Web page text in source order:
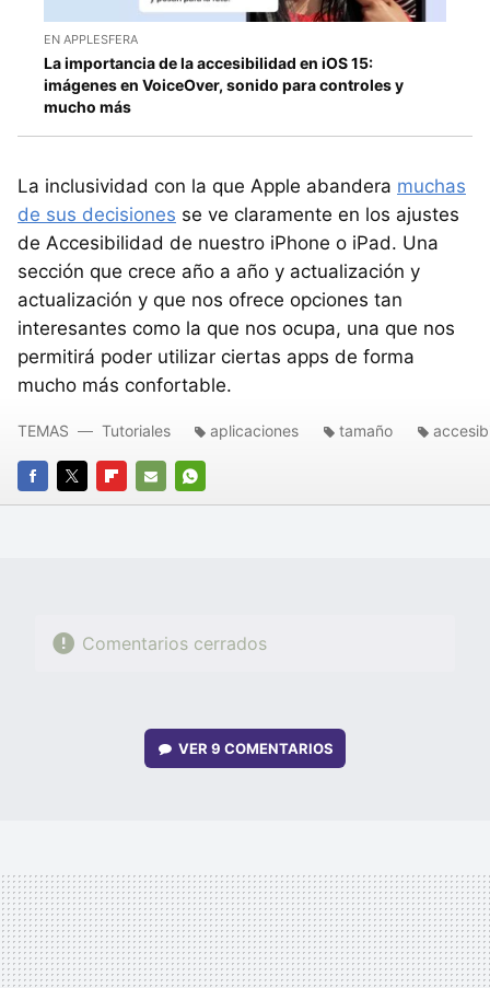
EN APPLESFERA
La importancia de la accesibilidad en iOS 15:
imágenes en VoiceOver, sonido para controles y
mucho más
La inclusividad con la que Apple abandera muchas
de sus decisiones se ve claramente en los ajustes
de Accesibilidad de nuestro iPhone o iPad. Una
sección que crece año a año y actualización y
actualización y que nos ofrece opciones tan
interesantes como la que nos ocupa, una que nos
permitirá poder utilizar ciertas apps de forma
mucho más confortable.
FACEBOOK
TWITTERFLIPBOARD
E-
WHATSAPP
TEMAS Tutoriales aplicaciones tamaño
Comentarios cerrados
VER 9 COMENTARIOS